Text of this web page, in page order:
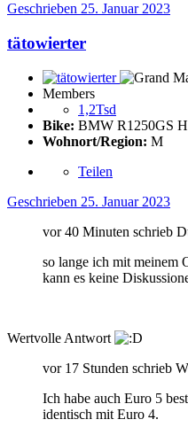
Geschrieben 25. Januar 2023
tätowierter
Members
1,2Tsd
Bike: BMW R1250GS
Wohnort/Region: M
Teilen
Geschrieben 25. Januar 2023
vor 40 Minuten schrieb
so lange ich mit
kann es keine
Wertvolle Antwort
vor 17 Stunden schrieb
Ich habe auch Euro 5
identisch mit Euro 4.